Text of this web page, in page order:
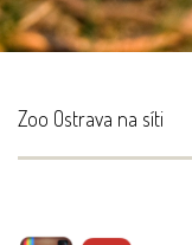
Zoo Ostrava na síti